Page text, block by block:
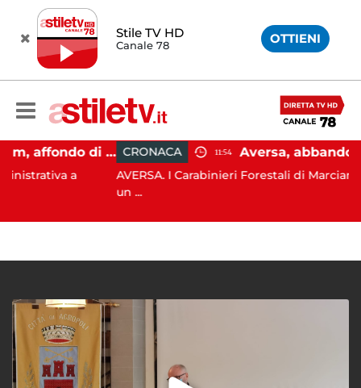
Stile TV HD
Canale 78 OTTIENI
Capaccio Paestum, affondo di Forza Italia: "Paolino è arrivato al capolinea"
a
CRONACA 11:54
AVERSA. I Carabinieri Forestali di Marcianise